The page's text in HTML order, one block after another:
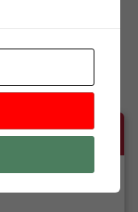
tar Geoinfo
en
fastställd